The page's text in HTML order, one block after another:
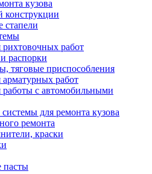
кузова
конструкции
стапели
рихтовочных работ
распорки
тяговые приспособления
арматурных работ
работы с автомобильными
для ремонта кузова
ремонта
краски
пасты